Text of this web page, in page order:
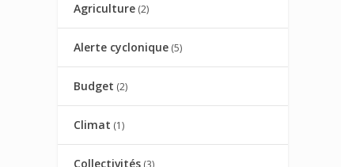
Agriculture (2)
Alerte cyclonique (5)
Budget (2)
Climat (1)
Collectivités